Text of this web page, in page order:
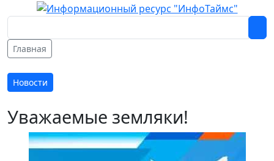
Главная
Новости
Уважаемые земляки!